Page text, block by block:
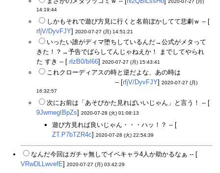
2020-07-27 (月)
14:19:44
しかもそれで遊び方見に行くと名前ぼかしてて悲劇ｗ -- [
rfjV/DyvFJY] 2020-07-27 (月) 14:51:21
いったい誰がディマ堕ちしているんだ→公式がメタって
きた！？→予告でばらしてんじゃねえか！ までしてやられ
た すき -- [.rlzB0/bI66] 2020-07-27 (月) 15:43:41
これクローディアスの時と逆だよな、あの時は
-- [rfjV/DyvFJY] 2020-07-27 (月)
16:32:57
次にお前は「あそびかた見ればいいじゃん」と言う！ -- [
9JwmegIBpZs] 2020-07-28 (火) 01:08:13
遊び方見れば良いじゃん・・・ハッ！？ -- [
ZT.P7bTZR4c] 2020-07-28 (火) 22:54:39
なんだ今回はガチャ無しでイベキャラ4人か助かるなぁ -- [
VRwDLLwvefE] 2020-07-27 (月) 03:42:29